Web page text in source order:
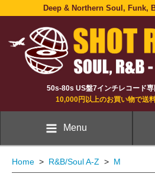
Deep & Northern Soul, Funk,
50s-80s US盤7インチレコード
10,000円以上のお買い物で送
Menu
Home > R&B/Soul A-Z > M